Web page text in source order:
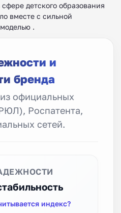
детского образования
вместе с сильной
.
и
бренда
официальных
Роспатента,
сетей.
индекс?